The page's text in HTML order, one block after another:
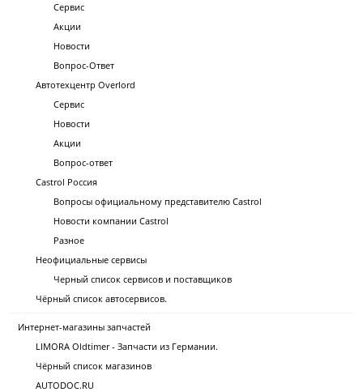
Сервис
Акции
Новости
Вопрос-Ответ
Автотехцентр Overlord
Сервис
Новости
Акции
Вопрос-ответ
Castrol Россия
Вопросы официальному представителю Castrol
Новости компании Castrol
Разное
Неофициальные сервисы
Черный список сервисов и поставщиков
Чёрный список автосервисов.
Интернет-магазины запчастей
LIMORA Oldtimer - Запчасти из Германии.
Чёрный список магазинов
AUTODOC.RU